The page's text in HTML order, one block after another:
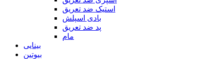
استیک ضد تعریق
بادی اسپلش
پد ضد تعریق
مام
بینایی
بیوتین